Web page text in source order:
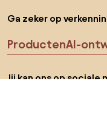
Ga zeker op
ProductenAI-
Jij kan ons op sociale